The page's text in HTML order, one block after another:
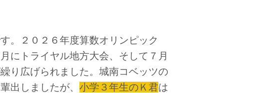
。２０２６年度算数オリンピック
にトライヤル地方大会、そして７月
り広げられました。城南コベッツの
出しましたが、 小学３年生のＫ君は